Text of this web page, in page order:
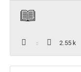
2.55 k